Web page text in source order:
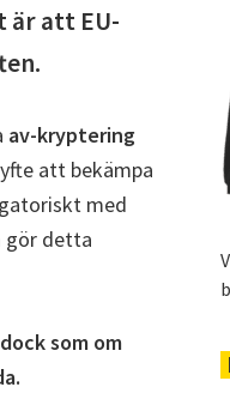
att EU-
av-kryptering
att bekämpa
med
gör detta
som om